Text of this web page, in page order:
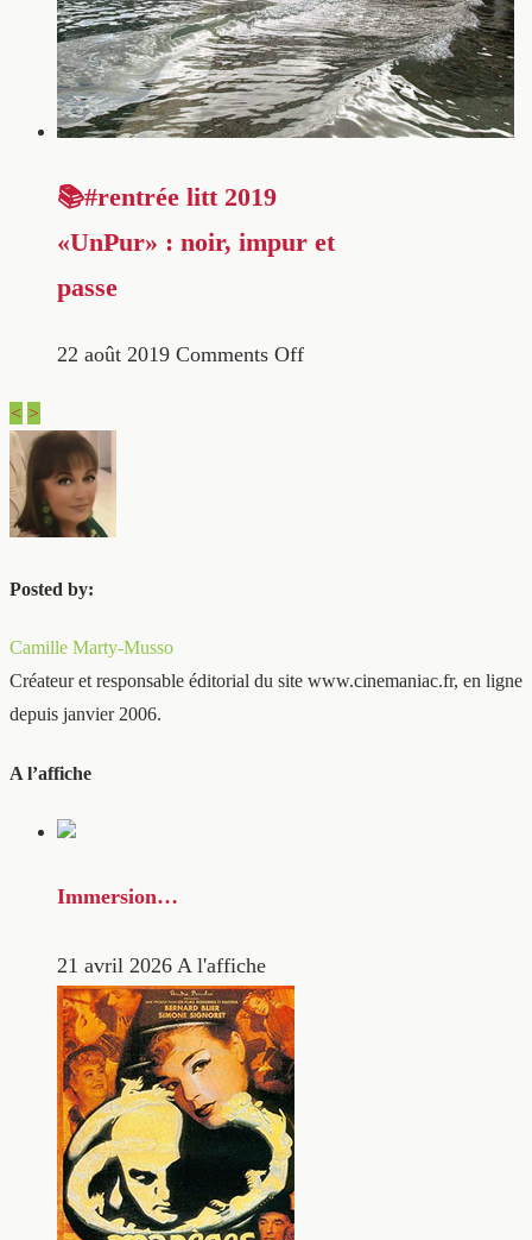
📚#rentrée litt 2019
«UnPur» : noir, impur et
passe
22 août 2019 Comments Off
< >
Posted by:
Camille Marty-Musso
Créateur et responsable éditorial du site www.cinemaniac.fr, en ligne
depuis janvier 2006.
A l’affiche
Immersion…
21 avril 2026 A l'affiche